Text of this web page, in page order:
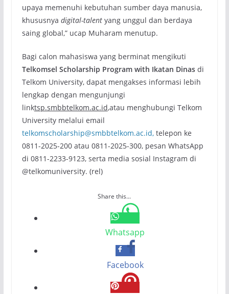
upaya memenuhi kebutuhan sumber daya manusia,
khususnya digital-talentyang unggul dan berdaya
saing global,” ucap Muharam menutup.
Bagi calon mahasiswa yang berminat mengikuti
Telkomsel Scholarship Program with Ikatan Dinasdi
Telkom University, dapat mengakses informasi lebih
lengkap dengan mengunjungi
linktsp.smbbtelkom.ac.id,atau menghubungi Telkom
University melalui email
telkomscholarship@smbbtelkom.ac.id,telepon ke
0811-2025-200 atau 0811-2025-300, pesan WhatsApp
di 0811-2233-9123, serta media sosial Instagram di
@telkomuniversity. (rel)
Share this...
Whatsapp
Facebook